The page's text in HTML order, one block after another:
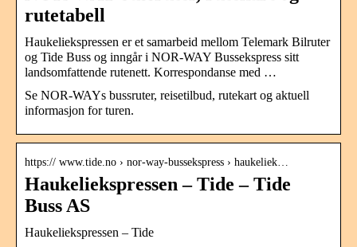
rutetabell
Haukeliekspressen er et samarbeid mellom Telemark Bilruter
og Tide Buss og inngår i NOR-WAY Bussekspress sitt
landsomfattende rutenett. Korrespondanse med …
Se NOR-WAYs bussruter, reisetilbud, rutekart og aktuell
informasjon for turen.
https:// www.tide.no › nor-way-bussekspress › haukeliek…
Haukeliekspressen – Tide – Tide
Buss AS
Haukeliekspressen – Tide